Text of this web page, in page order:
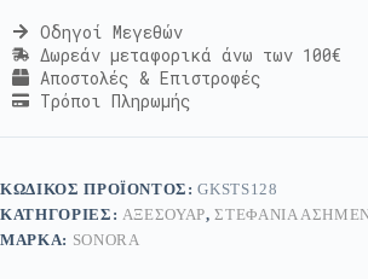
Οδηγοί Μεγεθών
Δωρεάν μεταφορικά άνω των 100€
Αποστολές & Επιστροφές
Τρόποι Πληρωμής
ΚΩΔΙΚΌΣ ΠΡΟΪΌΝΤΟΣ:GKSTS128
ΚΑΤΗΓΟΡΊΕΣ: ΑΞΕΣΟΥΆΡ,ΣΤΕΦΆΝΙΑ
ΜΆΡΚΑ: SONORA